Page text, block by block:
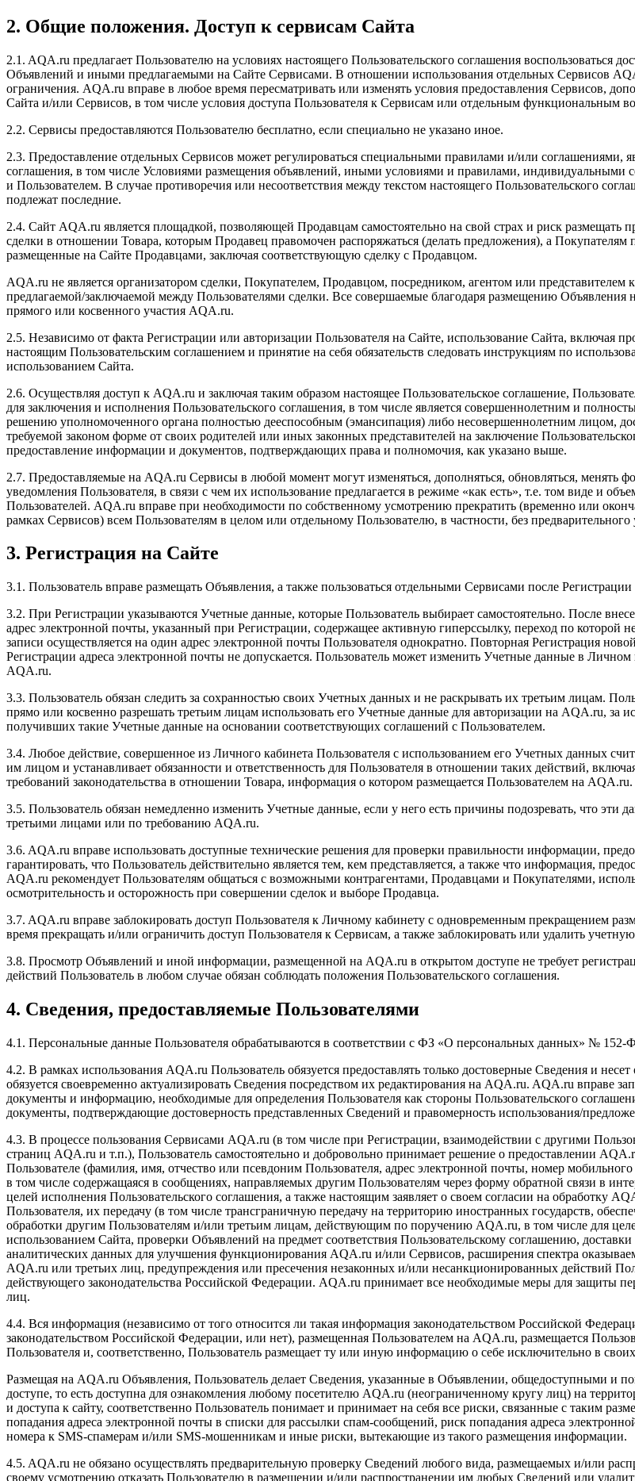
2. Общие положения. Доступ к сервисам Сайта
2.1. AQA.ru предлагает Пользователю на условиях настоящего Пользовательского соглашения
Объявлений и иными предлагаемыми на Сайте Сервисами. В отношении использования отдельных Сервисов
ограничения. AQA.ru вправе в любое время пересматривать или изменять условия предоставления Сервисов,
Сайта и/или Сервисов, в том числе условия доступа Пользователя к Сервисам или отдельным функциональным
2.2. Сервисы предоставляются Пользователю бесплатно, если специально не указано иное.
2.3. Предоставление отдельных Сервисов может регулироваться специальными правилами и/или соглашениями,
соглашения, в том числе Условиями размещения объявлений, иными условиями и правилами,
и Пользователем. В случае противоречия или несоответствия между текстом настоящего Пользовательского
подлежат последние.
2.4. Сайт AQA.ru является площадкой, позволяющей Продавцам самостоятельно на свой страх и риск размещать
сделки в отношении Товара, которым Продавец правомочен распоряжаться (делать предложения), а
размещенные на Сайте Продавцами, заключая соответствующую сделку с Продавцом.
AQA.ru не является организатором сделки, Покупателем, Продавцом, посредником, агентом или
предлагаемой/заключаемой между Пользователями сделки. Все совершаемые благодаря размещению
прямого или косвенного участия AQA.ru.
2.5. Независимо от факта Регистрации или авторизации Пользователя на Сайте, использование Сайта, включая
настоящим Пользовательским соглашением и принятие на себя обязательств следовать инструкциям по
использованием Сайта.
2.6. Осуществляя доступ к AQA.ru и заключая таким образом настоящее Пользовательское соглашение,
для заключения и исполнения Пользовательского соглашения, в том числе является совершеннолетним и
решению уполномоченного органа полностью дееспособным (эмансипация) либо несовершеннолетним лицом,
требуемой законом форме от своих родителей или иных законных представителей на заключение
предоставление информации и документов, подтверждающих права и полномочия, как указано выше.
2.7. Предоставляемые на AQA.ru Сервисы в любой момент могут изменяться, дополняться, обновляться, менять
уведомления Пользователя, в связи с чем их использование предлагается в режиме «как есть», т.е. том виде и
Пользователей. AQA.ru вправе при необходимости по собственному усмотрению прекратить (временно или
рамках Сервисов) всем Пользователям в целом или отдельному Пользователю, в частности, без предварительного
3. Регистрация на Сайте
3.1. Пользователь вправе размещать Объявления, а также пользоваться отдельными Сервисами после
3.2. При Регистрации указываются Учетные данные, которые Пользователь выбирает самостоятельно. После
адрес электронной почты, указанный при Регистрации, содержащее активную гиперссылку, переход по которой
записи осуществляется на один адрес электронной почты Пользователя однократно. Повторная Регистрация
Регистрации адреса электронной почты не допускается. Пользователь может изменить Учетные данные в
AQA.ru.
3.3. Пользователь обязан следить за сохранностью своих Учетных данных и не раскрывать их третьим лицам.
прямо или косвенно разрешать третьим лицам использовать его Учетные данные для авторизации на AQA.ru,
получивших такие Учетные данные на основании соответствующих соглашений с Пользователем.
3.4. Любое действие, совершенное из Личного кабинета Пользователя с использованием его Учетных данных
им лицом и устанавливает обязанности и ответственность для Пользователя в отношении таких действий,
требований законодательства в отношении Товара, информация о котором размещается Пользователем на AQA.ru.
3.5. Пользователь обязан немедленно изменить Учетные данные, если у него есть причины подозревать, что
третьими лицами или по требованию AQA.ru.
3.6. AQA.ru вправе использовать доступные технические решения для проверки правильности информации,
гарантировать, что Пользователь действительно является тем, кем представляется, а также что информация,
AQA.ru рекомендует Пользователям общаться с возможными контрагентами, Продавцами и Покупателями,
осмотрительность и осторожность при совершении сделок и выборе Продавца.
3.7. AQA.ru вправе заблокировать доступ Пользователя к Личному кабинету с одновременным прекращением
время прекращать и/или ограничить доступ Пользователя к Сервисам, а также заблокировать или удалить
3.8. Просмотр Объявлений и иной информации, размещенной на AQA.ru в открытом доступе не требует
действий Пользователь в любом случае обязан соблюдать положения Пользовательского соглашения.
4. Сведения, предоставляемые Пользователями
4.1. Персональные данные Пользователя обрабатываются в соответствии с ФЗ «О персональных данных» № 152-
4.2. В рамках использования AQA.ru Пользователь обязуется предоставлять только достоверные Сведения и
обязуется своевременно актуализировать Сведения посредством их редактирования на AQA.ru. AQA.ru вправе
документы и информацию, необходимые для определения Пользователя как стороны Пользовательского
документы, подтверждающие достоверность представленных Сведений и правомерность использования/
4.3. В процессе пользования Сервисами AQA.ru (в том числе при Регистрации, взаимодействии с другими
страниц AQA.ru и т.п.), Пользователь самостоятельно и добровольно принимает решение о предоставлении
Пользователе (фамилия, имя, отчество или псевдоним Пользователя, адрес электронной почты, номер
в том числе содержащаяся в сообщениях, направляемых другим Пользователям через форму обратной связи в
целей исполнения Пользовательского соглашения, а также настоящим заявляет о своем согласии на
Пользователя, их передачу (в том числе трансграничную передачу на территорию иностранных государств,
обработки другим Пользователям и/или третьим лицам, действующим по поручению AQA.ru, в том числе для
использованием Сайта, проверки Объявлений на предмет соответствия Пользовательскому соглашению,
аналитических данных для улучшения функционирования AQA.ru и/или Сервисов, расширения спектра
AQA.ru или третьих лиц, предупреждения или пресечения незаконных и/или несанкционированных действий
действующего законодательства Российской Федерации. AQA.ru принимает все необходимые меры для защиты
лиц.
4.4. Вся информация (независимо от того относится ли такая информация законодательством Российской
законодательством Российской Федерации, или нет), размещенная Пользователем на AQA.ru, размещается
Пользователя и, соответственно, Пользователь размещает ту или иную информацию о себе исключительно в
Размещая на AQA.ru Объявления, Пользователь делает Сведения, указанные в Объявлении, общедоступными и
доступе, то есть доступна для ознакомления любому посетителю AQA.ru (неограниченному кругу лиц) на
и доступа к сайту, соответственно Пользователь понимает и принимает на себя все риски, связанные с таким
попадания адреса электронной почты в списки для рассылки спам-сообщений, риск попадания адреса
номера к SMS-спамерам и/или SMS-мошенникам и иные риски, вытекающие из такого размещения информации.
4.5. AQA.ru не обязано осуществлять предварительную проверку Сведений любого вида, размещаемых и/или
своему усмотрению отказать Пользователю в размещении и/или распространении им любых Сведений или